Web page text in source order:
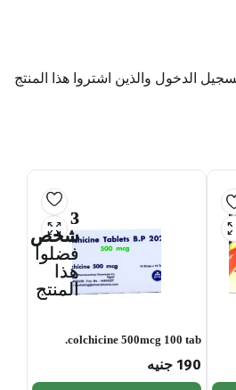
الدخول والذين اشتروا هذا المنتج
3
شخص
فضلوا
هذا
المنتج
colchicine 500mcg 100 tab.
190 جنيه